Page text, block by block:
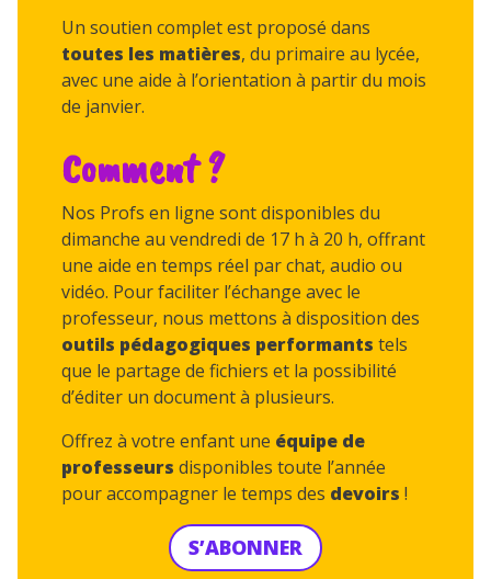
Un soutien complet est proposé dans
toutes les matières, du primaire au lycée,
avec une aide à l’orientation à partir du mois
de janvier.
Comment ?
Nos Profs en ligne sont disponibles du
dimanche au vendredi de 17 h à 20 h, offrant
une aide en temps réel par chat, audio ou
vidéo. Pour faciliter l’échange avec le
professeur, nous mettons à disposition des
outils pédagogiques performants tels
que le partage de fichiers et la possibilité
d’éditer un document à plusieurs.
Offrez à votre enfant une équipe de
professeurs disponibles toute l’année
pour accompagner le temps des devoirs !
S’ABONNER